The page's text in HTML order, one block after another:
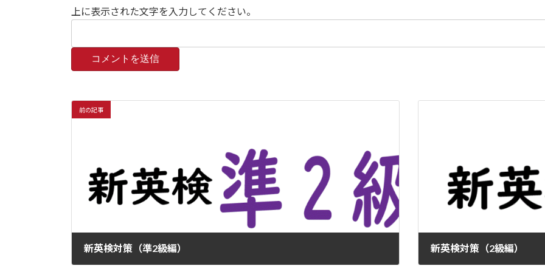
上に表示された文字を入力してください。
前の記事
新英検対策（準2級編） 新英検対策（2級編）